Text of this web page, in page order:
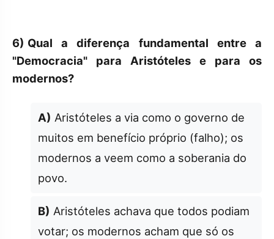
6) Qual a diferença fundamental entre a
"Democracia" para Aristóteles e para os
modernos?
A) Aristóteles a via como o governo de
muitos em benefício próprio (falho); os
modernos a veem como a soberania do
povo.
B) Aristóteles achava que todos podiam
votar; os modernos acham que só os